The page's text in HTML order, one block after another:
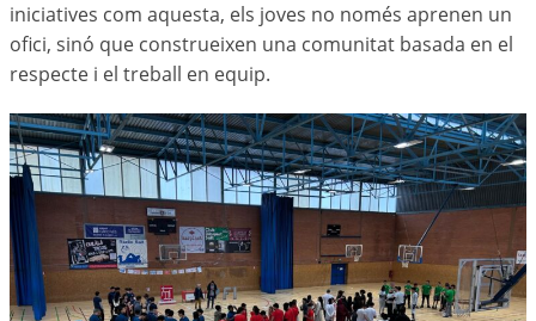
iniciatives com aquesta, els joves no només aprenen un
ofici, sinó que construeixen una comunitat basada en el
respecte i el treball en equip.